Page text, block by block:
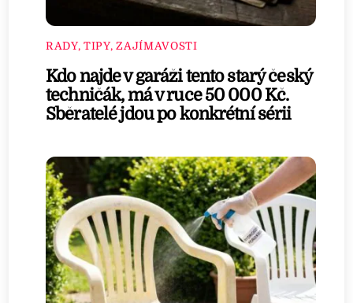
RADY, TIPY, ZAJÍMAVOSTI
Kdo najde v garáži tento starý český
techničák, má v ruce 50 000 Kč.
Sběratelé jdou po konkrétní sérii